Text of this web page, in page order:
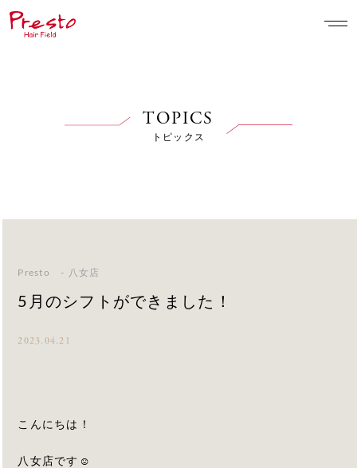
TOPICS
トピックス
Presto - 八女店
5月のシフトができました！
2023.04.21
こんにちは！
八女店です☺︎